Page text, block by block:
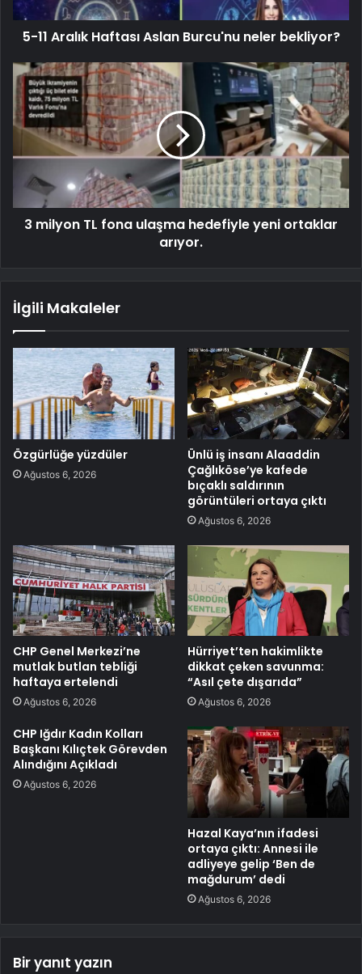
5-11 Aralık Haftası Aslan Burcu'nu neler bekliyor?
3 milyon TL fona ulaşma hedefiyle yeni ortaklar
arıyor.
İlgili Makaleler
Özgürlüğe yüzdüler
Ağustos 6, 2026
Ünlü iş insanı Alaaddin
Çağlıköse’ye kafede
bıçaklı saldırının
görüntüleri ortaya çıktı
Ağustos 6, 2026
CHP Genel Merkezi’ne
mutlak butlan tebliği
haftaya ertelendi
Ağustos 6, 2026
Hürriyet’ten hakimlikte
dikkat çeken savunma:
“Asıl çete dışarıda”
Ağustos 6, 2026
CHP Iğdır Kadın Kolları
Başkanı Kılıçtek Görevden
Alındığını Açıkladı
Ağustos 6, 2026
Hazal Kaya’nın ifadesi
ortaya çıktı: Annesi ile
adliyeye gelip ‘Ben de
mağdurum’ dedi
Ağustos 6, 2026
Bir yanıt yazın